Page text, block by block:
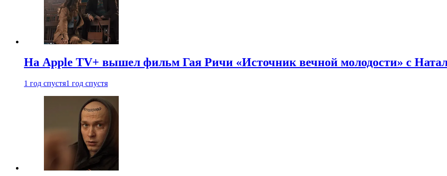
На Apple TV+ вышел фильм Гая Ричи «Источник вечной молодости» с
1 год спустя1 год спустя